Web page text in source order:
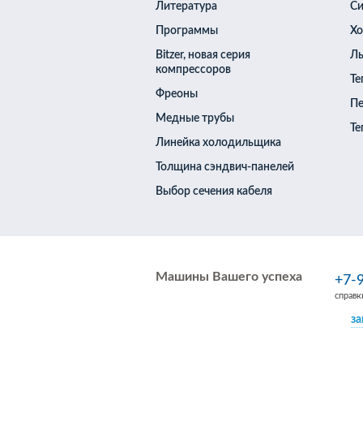
Машина посола и
Измельчитель
Тепловые насосы
Тепловые насосы
насосом
Литература
Программы
Bitzer, новая серия
компрессоров
Фреоны
Медные трубы
Линейка холодильщика
Толщина сэндвич-панелей
Выбор сечения кабеля
Машины Вашего успеха +7-